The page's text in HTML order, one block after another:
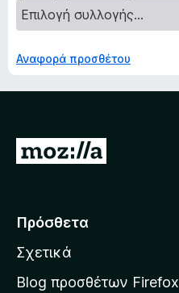
Αναφορά προσθέτου
Μ
ά
α
σ
Πρόσθετα
Σχετικά
Blog προσθέτων Firefox